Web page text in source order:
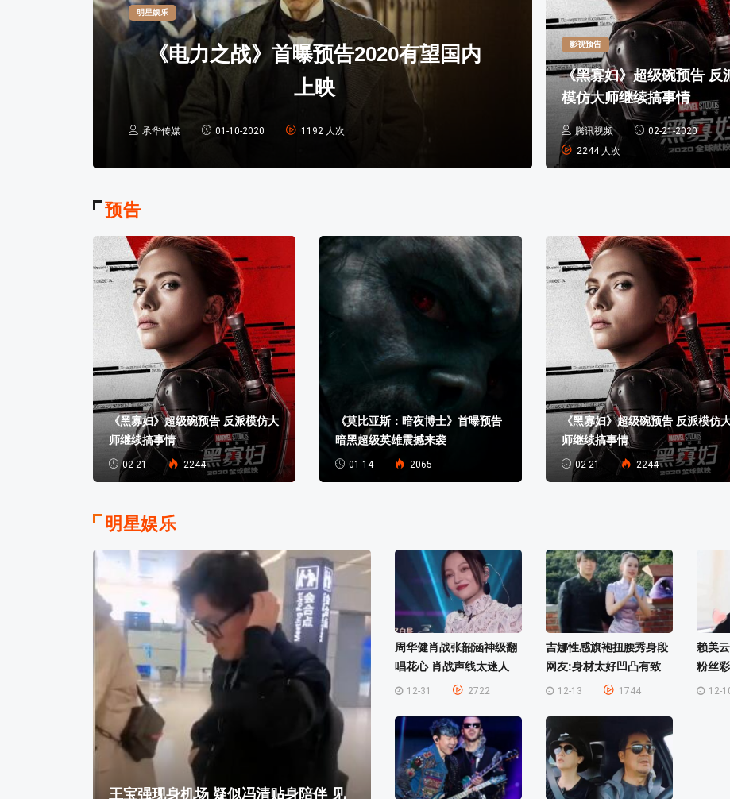
明星娱乐
《电力之战》首曝预告2020有望国内
上映
承华传媒 01-10-2020 1192 人次
王珞丹：30岁
卡娃微卡 12-14-2019
影视预告
《黑寡妇》超级碗预告 反
模仿大师继续搞事情
腾讯视频
02-21-2020
2244 人次
预告
《黑寡妇》超级碗预告 反派模仿大
师继续搞事情
02-21 2244
《莫比亚斯：暗夜博士》首曝预告
暗黑超级英雄震撼来袭
01-14 2065
《黑寡妇》超级碗预告 反派模仿
师继续搞事情
02-21 2244
明星娱乐
王宝强现身机场 疑似冯清贴身陪伴 见
周华健肖战张韶涵神级翻
唱花心 肖战声线太迷人
12-31 2722
吉娜性感旗袍扭腰秀身段
网友:身材太好凹凸有致
12-13 1744
赖美
粉丝
12-